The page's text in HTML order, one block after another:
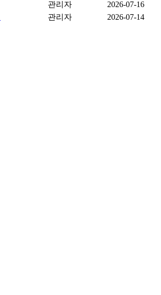
관리자
2026-07-16
관리자 2026-07-14